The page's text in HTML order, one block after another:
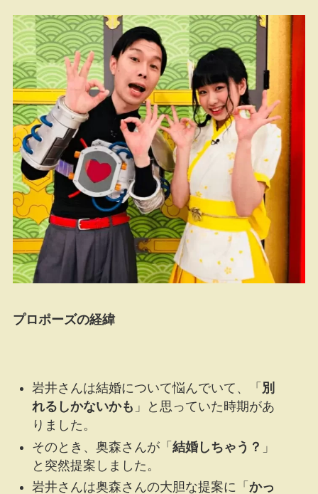
プロポーズの経緯
岩井さんは結婚について悩んでいて、「 別
れるしかないかも 」と思っていた時期があ
りました。
そのとき、奥森さんが「 結婚しちゃう？ 」
と突然提案しました。
岩井さんは奥森さんの大胆な提案に「 かっ